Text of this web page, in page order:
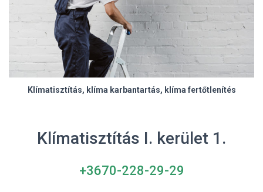
Klímatisztítás, klíma karbantartás, klíma fertőtlenítés
Klímatisztítás I. kerület 1.
+3670-228-29-29